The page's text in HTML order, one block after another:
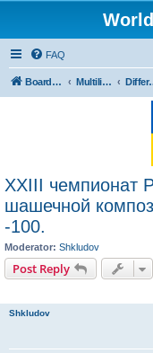
FAQ
Board index Multilingual
XXIII чемпионат
шашечной
-100.
Moderator: Shkludov
Post Reply
Shkludov